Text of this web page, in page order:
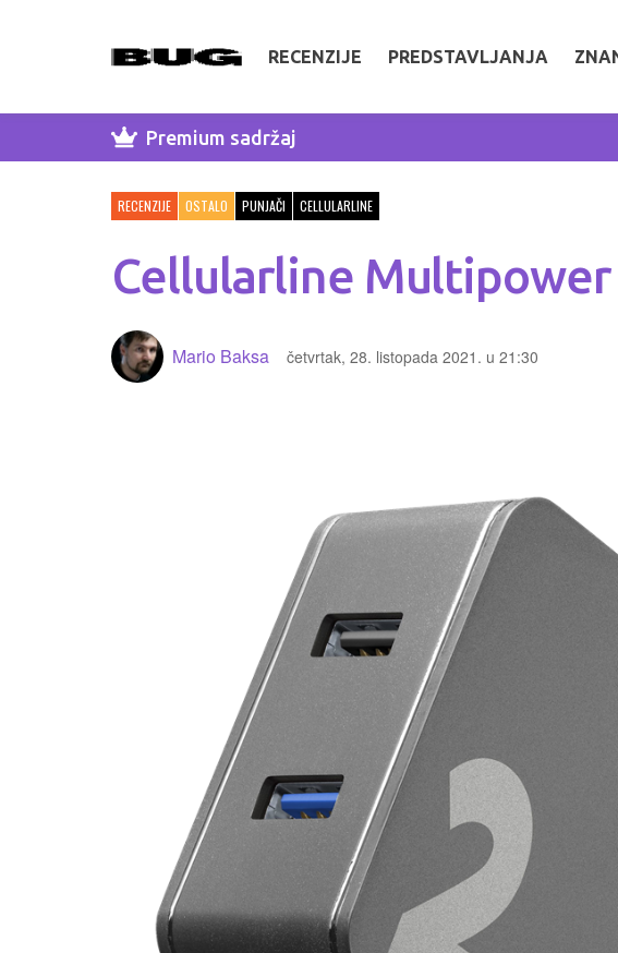
RECENZIJE PREDSTAVLJANJA
Premium sadržaj
RECENZIJE OSTALO PUNJAČI CELLULARLINE
Cellularline Multipower
Mario Baksa četvrtak, 28. listopada 2021. u 21:30